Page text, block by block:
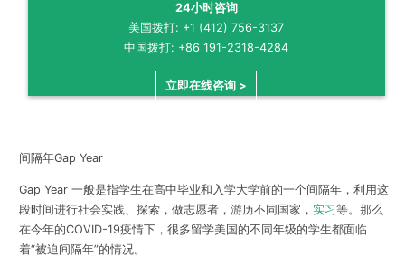
24小时咨询
美国拨打: +1 (412) 756-3137
中国拨打: +86 191-2318-4284
立即在线咨询 >
间隔年Gap Year
Gap Year 一般是指学生在高中毕业和入学大学前的一个间隔年，利用这
段时间进行社会实践、探索，做志愿者，游历不同国家， 实习等。那么
在今年的COVID-19疫情下，很多留学美国的不同年级的学生都面临
着“被迫间隔年”的情况。